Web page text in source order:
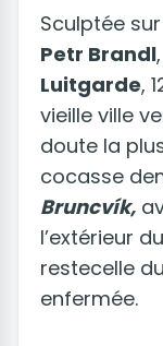
Sculptée
Petr Brandl
Luitgarde,
vieille ville
doute la
cocasse
Bruncvík,
l’extérieur
restecelle
enfermée.